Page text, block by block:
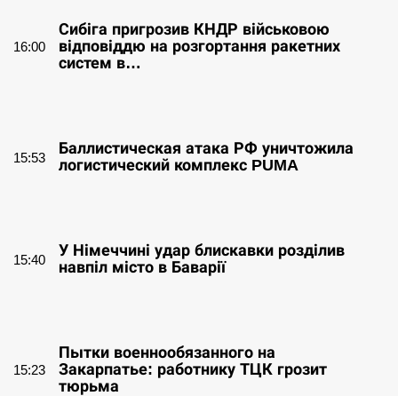
16:00
Сибіга пригрозив КНДР військовою
відповіддю на розгортання ракетних
систем в…
15:53
Баллистическая атака РФ уничтожила
логистический комплекс PUMA
15:40
У Німеччині удар блискавки розділив
навпіл місто в Баварії
15:23
Пытки военнообязанного на
Закарпатье: работнику ТЦК грозит
тюрьма